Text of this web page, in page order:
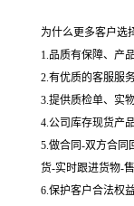
为什么更多客户选
1.品质有保障、产
2.有优质的客服服
3.提供质检单、实
4.公司库存现货产
5.做合同-双方合同
货-实时跟进货物-
6.保护客户合法权